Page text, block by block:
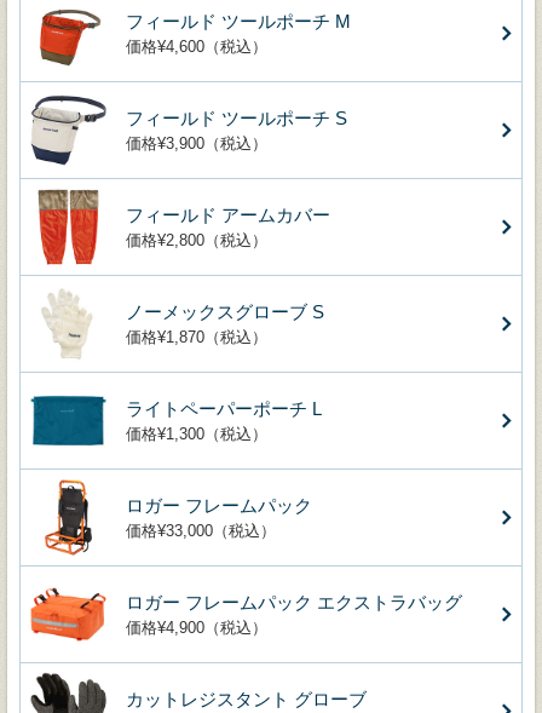
フィールド ツールポーチ M
価格¥4,600（税込）
フィールド ツールポーチ S
価格¥3,900（税込）
フィールド アームカバー
価格¥2,800（税込）
ノーメックスグローブ S
価格¥1,870（税込）
ライトペーパーポーチ L
価格¥1,300（税込）
ロガー フレームパック
価格¥33,000（税込）
ロガー フレームパック エクストラバッグ
価格¥4,900（税込）
カットレジスタント グローブ